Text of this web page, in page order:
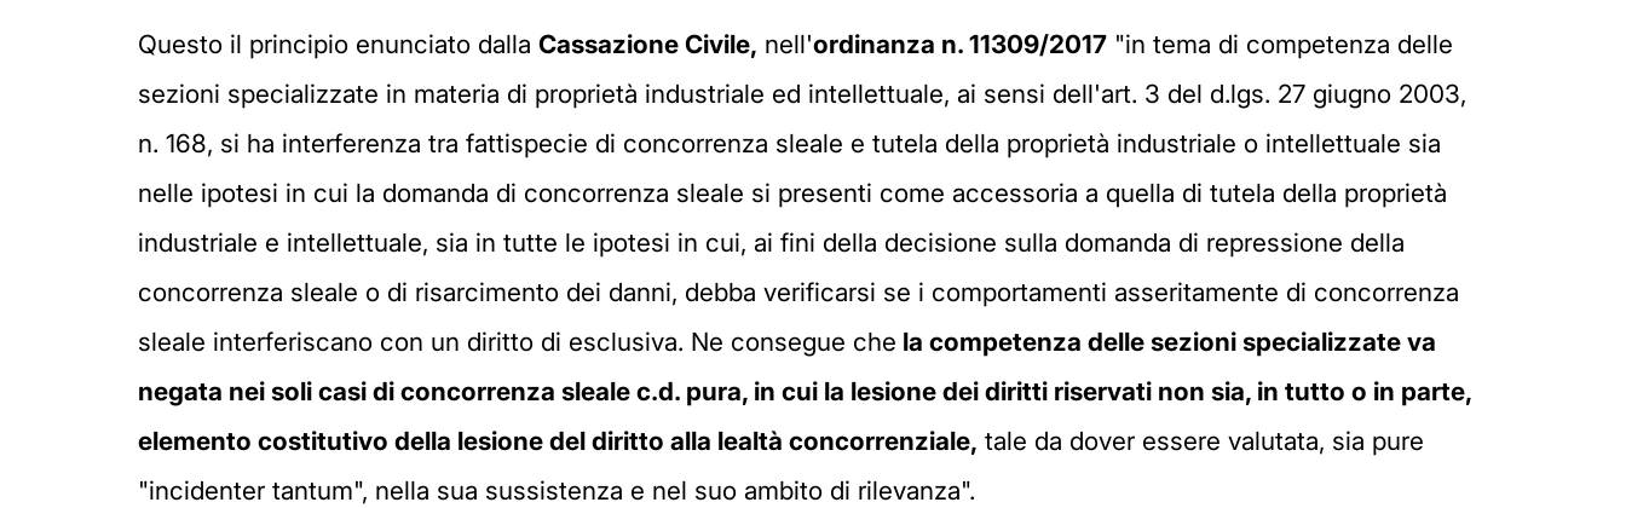
Questo il principio enunciato dalla Cassazione Civile, nell'ordinanza n. 11309/2017 "in tema di competenza delle
sezioni specializzate in materia di proprietà industriale ed intellettuale, ai sensi dell'art. 3 del d.lgs. 27 giugno 2003,
n. 168, si ha interferenza tra fattispecie di concorrenza sleale e tutela della proprietà industriale o intellettuale sia
nelle ipotesi in cui la domanda di concorrenza sleale si presenti come accessoria a quella di tutela della proprietà
industriale e intellettuale, sia in tutte le ipotesi in cui, ai fini della decisione sulla domanda di repressione della
concorrenza sleale o di risarcimento dei danni, debba verificarsi se i comportamenti asseritamente di concorrenza
sleale interferiscano con un diritto di esclusiva. Ne consegue che la competenza delle sezioni specializzate va
negata nei soli casi di concorrenza sleale c.d. pura, in cui la lesione dei diritti riservati non sia, in tutto o in parte,
elemento costitutivo della lesione del diritto alla lealtà concorrenziale, tale da dover essere valutata, sia pure
"incidenter tantum", nella sua sussistenza e nel suo ambito di rilevanza".